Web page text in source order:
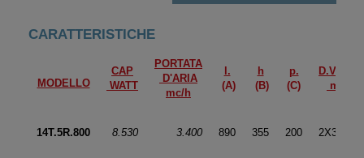
CARATTERISTICHE
MODELLO
CAP
WATT
PORTATA
D'ARIA
mc/h
l.
(A)
h
(B)
p.
(C)
D.VENT
mm
14T.5R.800 8.530 3.400 890 355 200 2X300